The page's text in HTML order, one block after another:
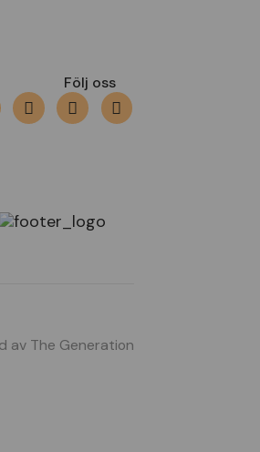
Följ oss
av The Generation